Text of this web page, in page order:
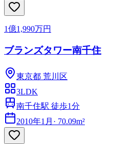
1億1,990万円
ブランズタワー南千住
東京都 荒川区
3LDK
南千住駅 徒歩1分
2010年1月 · 70.09m²